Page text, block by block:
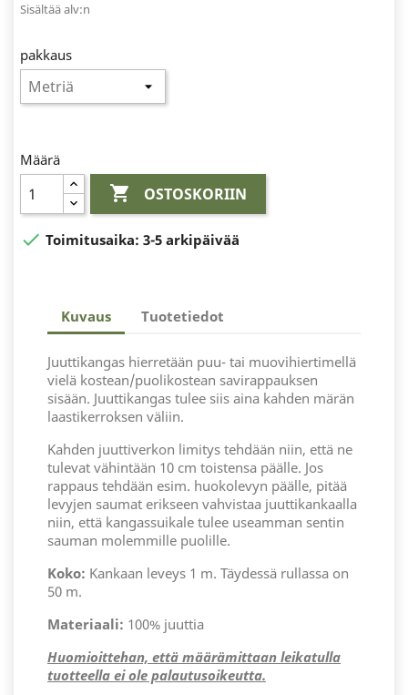
Sisältää alv:n
pakkaus
Määrä
 OSTOSKORIIN
 Toimitusaika: 3-5 arkipäivää
Kuvaus Tuotetiedot
Juuttikangas hierretään puu- tai muovihiertimellä
vielä kostean/puolikostean savirappauksen
sisään. Juuttikangas tulee siis aina kahden märän
laastikerroksen väliin.
Kahden juuttiverkon limitys tehdään niin, että ne
tulevat vähintään 10 cm toistensa päälle. Jos
rappaus tehdään esim. huokolevyn päälle, pitää
levyjen saumat erikseen vahvistaa juuttikankaalla
niin, että kangassuikale tulee useamman sentin
sauman molemmille puolille.
Koko: Kankaan leveys 1 m. Täydessä rullassa on
50 m.
Materiaali: 100% juuttia
Huomioittehan, että määrämittaan leikatulla
tuotteella ei ole palautusoikeutta.